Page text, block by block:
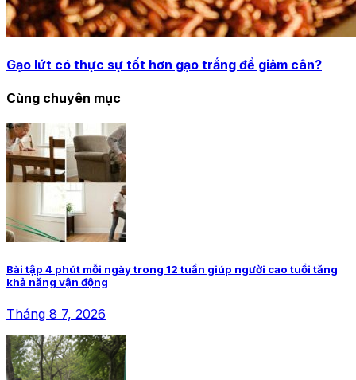
Gạo lứt có thực sự tốt hơn gạo trắng để giảm cân?
Cùng chuyên mục
Bài tập 4 phút mỗi ngày trong 12 tuần giúp người cao tuổi tăng
khả năng vận động
Tháng 8 7, 2026